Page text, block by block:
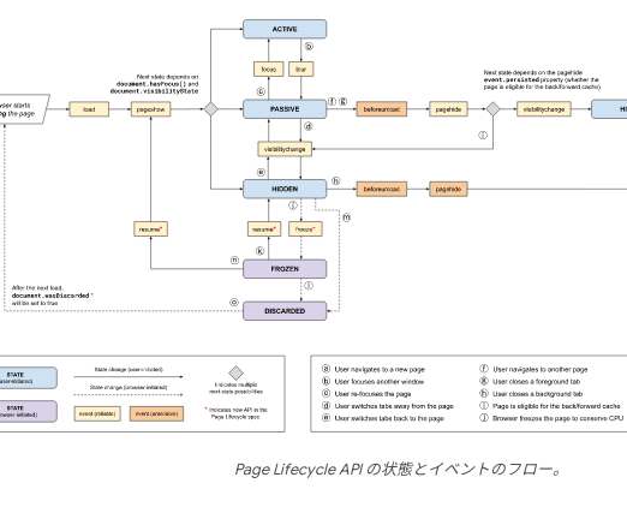
Page Lifecycle API の状態とイベントのフロー。